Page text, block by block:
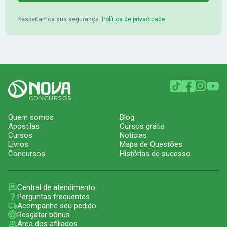
Respeitamos sua segurança. Política de privacidade
Quem somos
Apostilas
Cursos
Livros
Concursos
Blog
Cursos grátis
Notícias
Mapa de Questões
Histórias de sucesso
Central de atendimento
Perguntas frequentes
Acompanhe seu pedido
Resgatar bônus
Área dos afiliados